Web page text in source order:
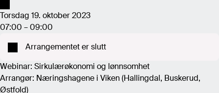
Torsdag 19. oktober 2023
07:00 – 09:00
Arrangementet er slutt
Webinar: Sirkulærøkonomi og lønnsomhet
Arrangør: Næringshagene i Viken (Hallingdal, Buskerud,
Østfold)